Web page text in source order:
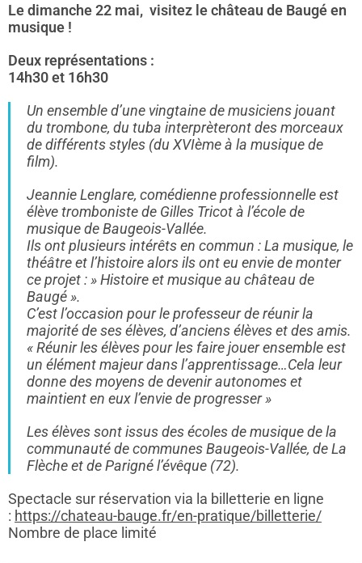
Le dimanche 22 mai, visitez le château de Baugé en
musique !
Deux représentations :
14h30 et 16h30
Un ensemble d’une vingtaine de musiciens jouant
du trombone, du tuba interprèteront des morceaux
de différents styles (du XVIème à la musique de
film).
Jeannie Lenglare, comédienne professionnelle est
élève tromboniste de Gilles Tricot à l’école de
musique de Baugeois-Vallée.
Ils ont plusieurs intérêts en commun : La musique, le
théâtre et l’histoire alors ils ont eu envie de monter
ce projet : » Histoire et musique au château de
Baugé ».
C’est l’occasion pour le professeur de réunir la
majorité de ses élèves, d’anciens élèves et des amis.
«Réunir les élèves pour les faire jouer ensemble est
un élément majeur dans l’apprentissage…Cela leur
donne des moyens de devenir autonomes et
maintient en eux l’envie de progresser»
Les élèves sont issus des écoles de musique de la
communauté de communes Baugeois-Vallée, de La
Flèche et de Parigné l’évêque (72).
Spectacle sur réservation via la billetterie en ligne
: https://chateau-bauge.fr/en-pratique/billetterie/
Nombre de place limité